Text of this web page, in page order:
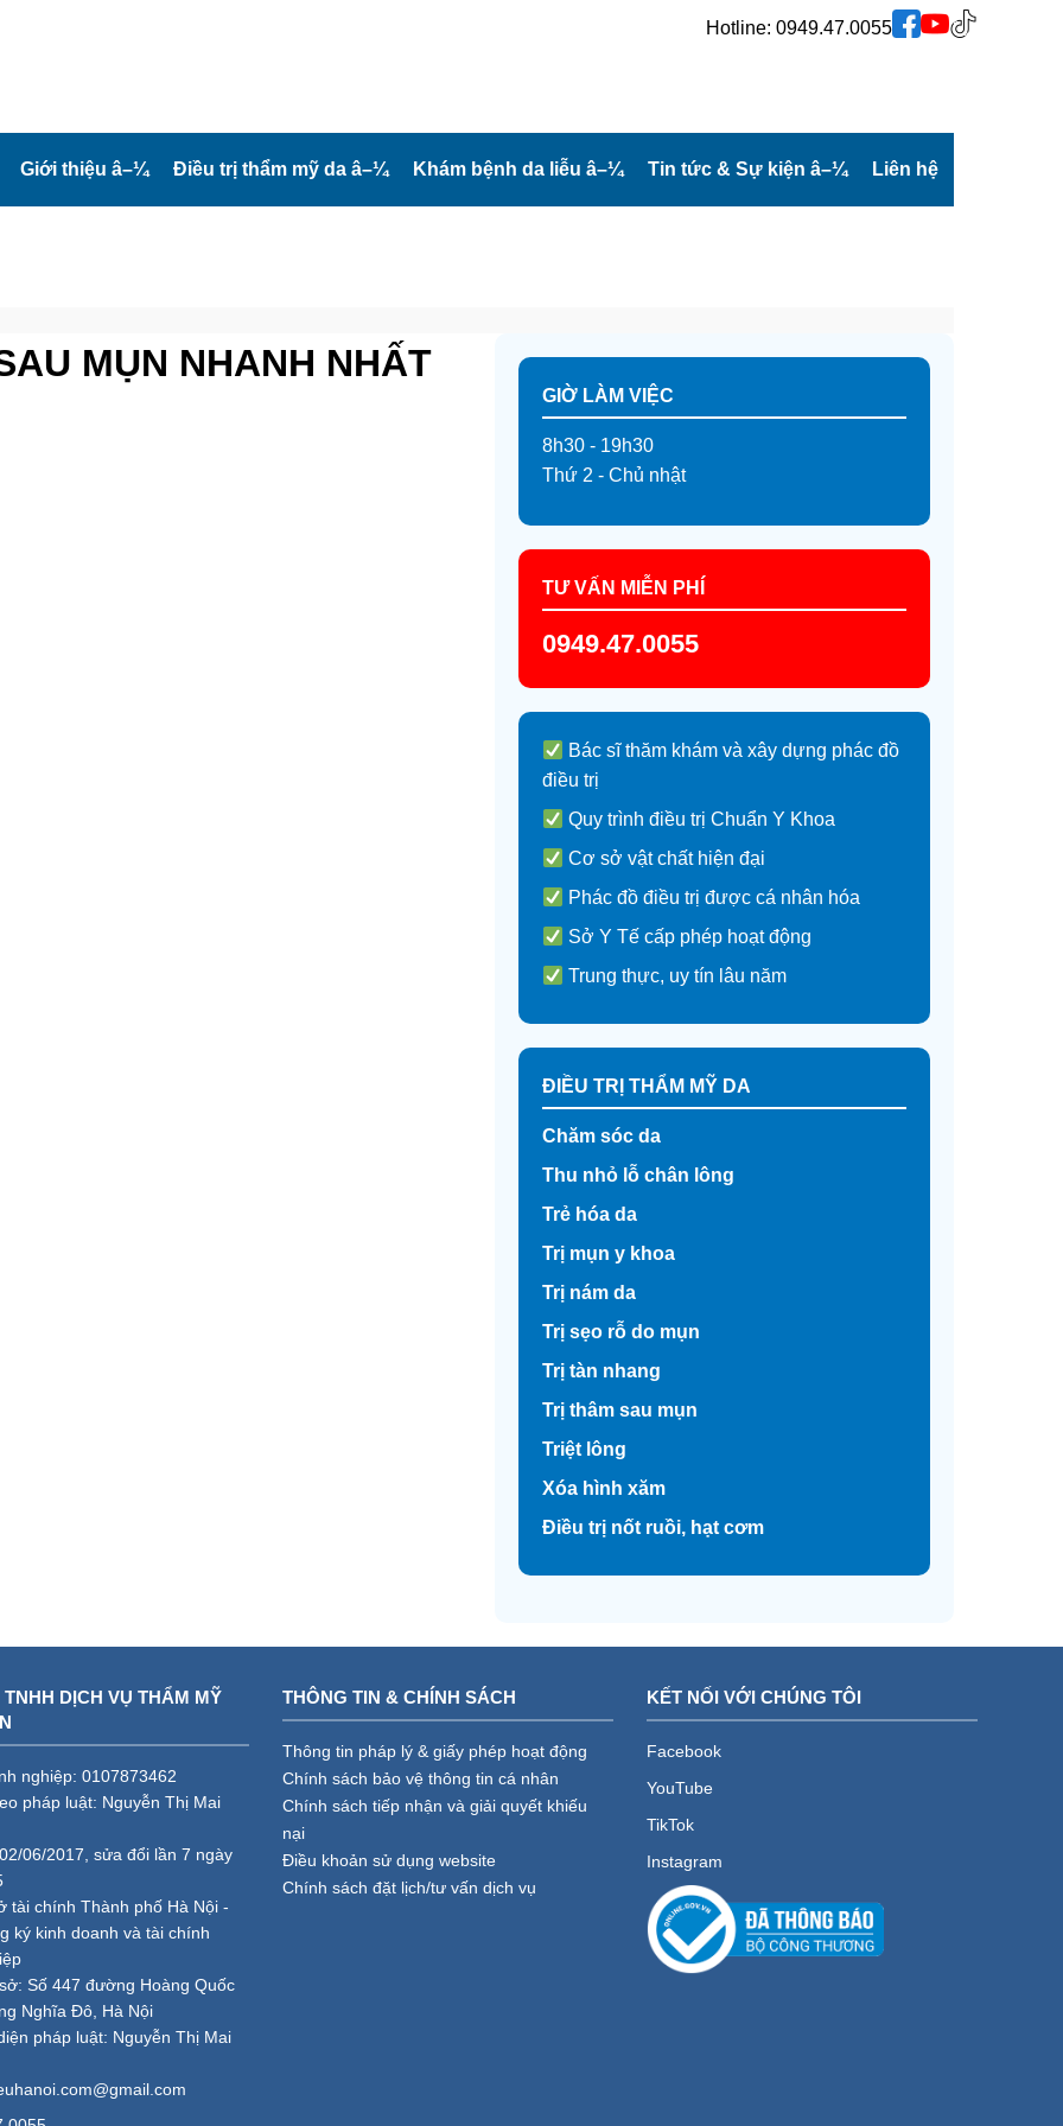
Hotline: 0949.47.0055
Giới thiệu â–¼ Điều trị thẩm mỹ da â–¼ Khám bệnh da liễu â–¼ Tin tức & Sự kiện â–¼ Liên hệ
MỤN NHANH NHẤT
GIỜ LÀM VIỆC
8h30 - 19h30
Thứ 2 - Chủ nhật
TƯ VẤN MIỄN PHÍ
0949.47.0055
Bác sĩ thăm khám và xây dựng phác đồ
điều trị
Quy trình điều trị Chuẩn Y Khoa
Cơ sở vật chất hiện đại
Phác đồ điều trị được cá nhân hóa
Sở Y Tế cấp phép hoạt động
Trung thực, uy tín lâu năm
ĐIỀU TRỊ THẨM MỸ DA
Chăm sóc da
Thu nhỏ lỗ chân lông
Trẻ hóa da
Trị mụn y khoa
Trị nám da
Trị sẹo rỗ do mụn
Trị tàn nhang
Trị thâm sau mụn
Triệt lông
Xóa hình xăm
Điều trị nốt ruồi, hạt cơm
TNHH DỊCH VỤ THẨM MỸ
nghiệp: 0107873462
pháp luật: Nguyễn Thị Mai
06/2017, sửa đổi lần 7 ngày
tài chính Thành phố Hà Nội -
ký kinh doanh và tài chính
Số 447 đường Hoàng Quốc
Nghĩa Đô, Hà Nội
pháp luật: Nguyễn Thị Mai
THÔNG TIN & CHÍNH SÁCH
Thông tin pháp lý & giấy phép hoạt động
Chính sách bảo vệ thông tin cá nhân
Chính sách tiếp nhận và giải quyết khiếu
nại
Điều khoản sử dụng website
Chính sách đặt lịch/tư vấn dịch vụ
KẾT NỐI VỚI CHÚNG TÔI
Facebook
YouTube
TikTok
Instagram